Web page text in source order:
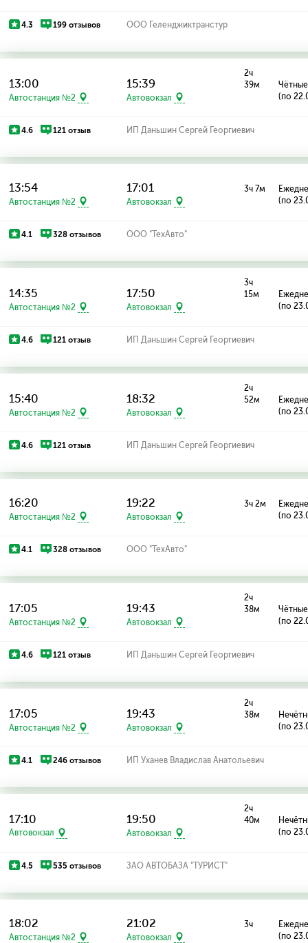
4.3 199 отзывов ООО Геленджиктранстур
13:00
Автостанция №2
15:39
Автовокзал
2ч
39м
(по
4.6 121 отзыв ИП Даньшин Сергей Георгиевич
13:54
Автостанция №2
17:01
Автовокзал
3ч 7м
(по
4.1 328 отзывов ООО "ТехАвто"
14:35
Автостанция №2
17:50
Автовокзал
3ч
15м
(по
4.6 121 отзыв ИП Даньшин Сергей Георгиевич
15:40
Автостанция №2
18:32
Автовокзал
2ч
52м
(по
4.6 121 отзыв ИП Даньшин Сергей Георгиевич
16:20
Автостанция №2
19:22
Автовокзал
3ч 2м
(по
4.1 328 отзывов ООО "ТехАвто"
17:05
Автостанция №2
19:43
Автовокзал
2ч
38м
(по
4.6 121 отзыв ИП Даньшин Сергей Георгиевич
17:05
Автостанция №2
19:43
Автовокзал
2ч
38м
(по
4.1 246 отзывов ИП Уханев Владислав Анатольевич
17:10
Автовокзал
19:50
Автовокзал
2ч
40м
(по
4.5 535 отзывов ЗАО АВТОБАЗА "ТУРИСТ"
18:02
Автостанция №2
21:02
Автовокзал
3ч
(по